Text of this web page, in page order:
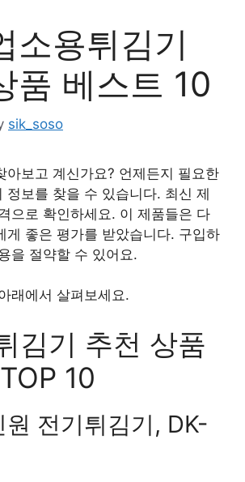
소용튀김기
품 베스트 10
sik_soso
아보고 계신가요? 언제든지 필요한
정보를 찾을 수 있습니다. 최신 제
으로 확인하세요. 이 제품들은 다
게 좋은 평가를 받았습니다. 구입하
을 절약할 수 있어요.
래에서 살펴보세요.
김기 추천 상품
10
원 전기튀김기, DK-